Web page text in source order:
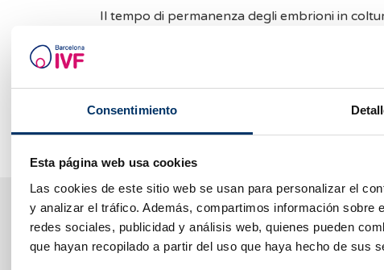
Consentimiento
Esta página web usa cookies
Las cookies de este sitio web se usan para personalizar el
y analizar el tráfico. Además, compartimos información sobre
redes sociales, publicidad y análisis web, quienes pueden
que hayan recopilado a partir del uso que haya hecho de sus
Il tempo di permanenza degli embrioni in
Coltura lunga: fino allo stadio di
Ti aiutiamo a